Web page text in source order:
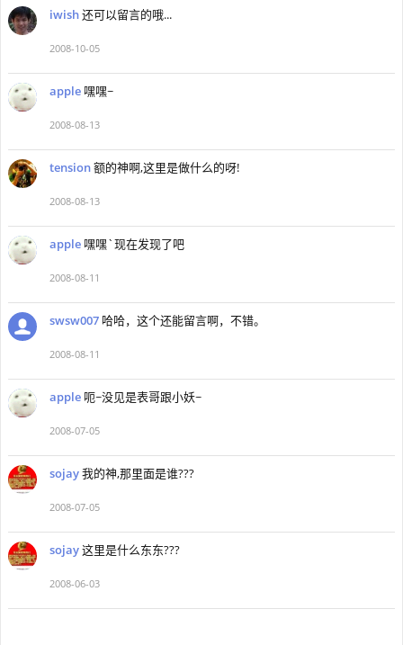
iwish还可以留言的哦...
2008-10-05
apple 嘿嘿~
2008-08-13
tension额的神啊,这里是做什么的呀!
2008-08-13
apple 嘿嘿`现在发现了吧
2008-08-11
swsw007 哈哈，这个还能留言啊，不错。
2008-08-11
apple 呃~没见是表哥跟小妖~
2008-07-05
sojay我的神,那里面是谁???
2008-07-05
sojay这里是什么东东???
2008-06-03